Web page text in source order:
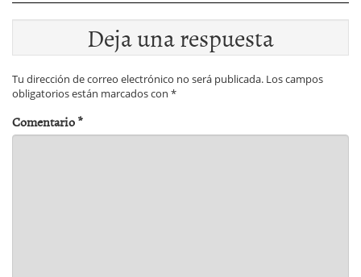
Deja una respuesta
Tu dirección de correo electrónico no será publicada. Los campos
obligatorios están marcados con *
Comentario*